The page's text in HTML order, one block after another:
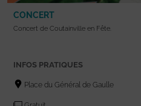
CONCERT
Concert de Coutainville en Fête.
INFOS PRATIQUES
Place du Général de Gaulle